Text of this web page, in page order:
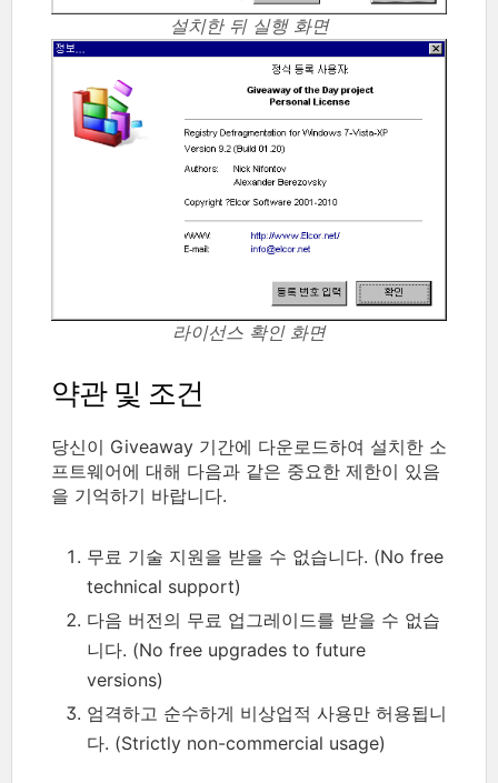
설치한 뒤 실행 화면
라이선스 확인 화면
약관 및 조건
당신이 Giveaway 기간에 다운로드하여 설치한 소
프트웨어에 대해 다음과 같은 중요한 제한이 있음
을 기억하기 바랍니다.
무료 기술 지원을 받을 수 없습니다. (No free
technical support)
다음 버전의 무료 업그레이드를 받을 수 없습
니다. (No free upgrades to future
versions)
엄격하고 순수하게 비상업적 사용만 허용됩니
다. (Strictly non-commercial usage)